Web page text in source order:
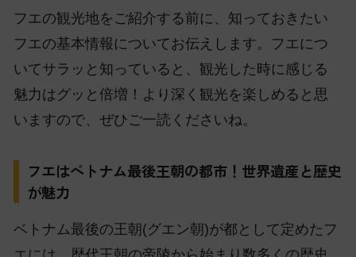
フエの観光地をご紹介する前に、知っておきたい
フエの基本情報についてお伝えします。フエにつ
いてサラッと知っていると、観光した時に感じる
魅力はグッと倍増！より深く観光を楽しめると思
いますので、ぜひご一読くださいね。
フエはベトナム最後王朝の都市！世界遺産と歴史
が魅力
ベトナム最後の王朝(グエン朝)が都として定めたフ